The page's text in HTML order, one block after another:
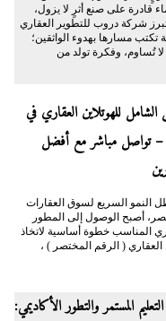
قادرة على صنع أثرٍ لا يزول،
شركة دروب للتطوير العقاري
تكتب مسارها بهدوء الواثقين؛
تُساوم، وفكرة تولد من
الشامل للهوتلاين العقاري في
تواصل مباشر مع أفضل
النمو السريع لسوق العقارات
أصبح الوصول إلى المطور
المناسب خطوة أساسية لاتخاذ
العقاري ( الرقم المختصر ) ،
المستمر والتطور الأكاديمي: